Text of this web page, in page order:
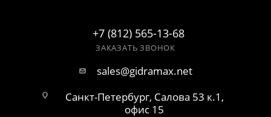
+7 (812) 565-13-68
ЗАКАЗАТЬ ЗВОНОК
sales@gidramax.net
Санкт-Петербург, Салова 53 к.1,
офис 15